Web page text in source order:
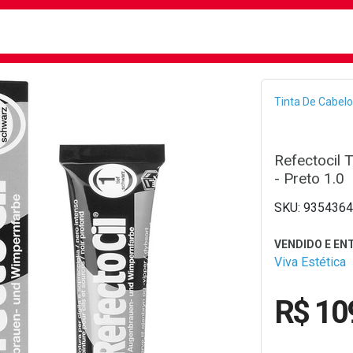
Tinta De Cabelo
Refectocil
- Preto 1.0
Viva Estética
R$